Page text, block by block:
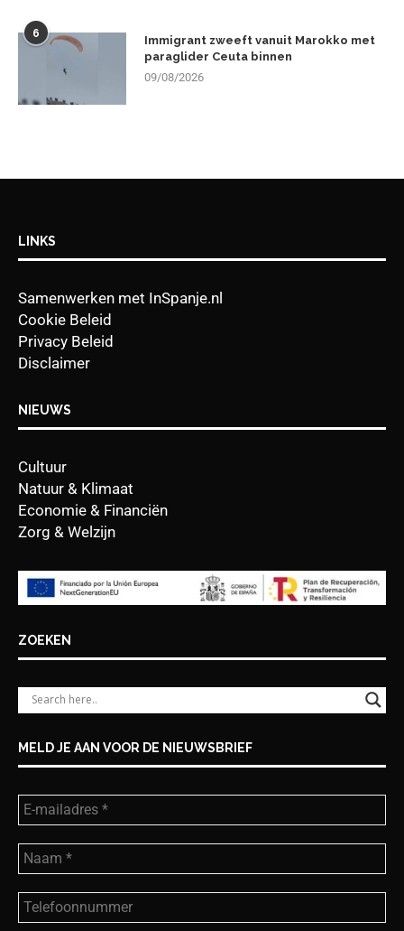
6
Immigrant zweeft vanuit Marokko met
paraglider Ceuta binnen
09/08/2026
LINKS
Samenwerken met InSpanje.nl
Cookie Beleid
Privacy Beleid
Disclaimer
NIEUWS
Cultuur
Natuur & Klimaat
Economie & Financiën
Zorg & Welzijn
ZOEKEN
MELD JE AAN VOOR DE NIEUWSBRIEF